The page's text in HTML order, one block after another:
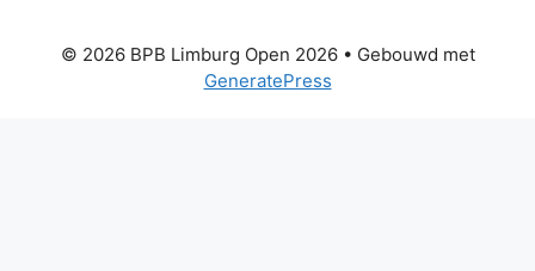
© 2026 BPB Limburg Open 2026• Gebouwd met
GeneratePress